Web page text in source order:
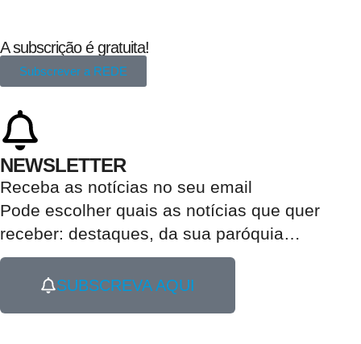
A subscrição é gratuita!
Subscrever a REDE
NEWSLETTER
Receba as notícias no seu email​
Pode escolher quais as notícias que quer
receber: destaques, da sua paróquia…
SUBSCREVA AQUI